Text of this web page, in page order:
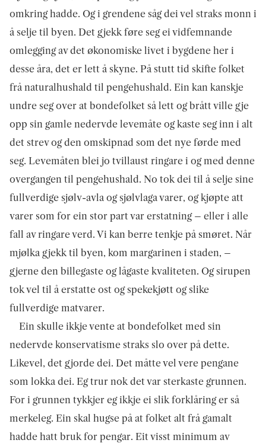
omkring hadde. Og i grendene såg dei vel straks monn i
å selje til byen. Det gjekk føre seg ei vidfemnande
omlegging av det økonomiske livet i bygdene her i
desse åra, det er lett å skyne. På stutt tid skifte folket
frå naturalhushald til pengehushald. Ein kan kanskje
undre seg over at bondefolket så lett og brått ville gje
opp sin gamle nedervde levemåte og kaste seg inn i alt
det strev og den omskipnad som det nye førde med
seg. Levemåten blei jo tvillaust ringare i og med denne
overgangen til pengehushald. No tok dei til å selje sine
fullverdige sjølv-avla og sjølvlaga varer, og kjøpte att
varer som for ein stor part var erstatning – eller i alle
fall av ringare verd. Vi kan berre tenkje på smøret. Når
mjølka gjekk til byen, kom margarinen i staden, –
gjerne den billegaste og lågaste kvaliteten. Og sirupen
tok vel til å erstatte ost og spekekjøtt og slike
fullverdige matvarer.
Ein skulle ikkje vente at bondefolket med sin
nedervde konservatisme straks slo over på dette.
Likevel, det gjorde dei. Det måtte vel vere pengane
som lokka dei. Eg trur nok det var sterkaste grunnen.
For i grunnen tykkjer eg ikkje ei slik forklåring er så
merkeleg. Ein skal hugse på at folket alt frå gamalt
hadde hatt bruk for pengar. Eit visst minimum av